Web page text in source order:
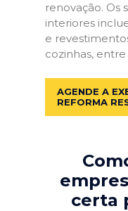
renovação. Os
interiores
e
cozinhas,
AGENDE A
REFORMA
certa